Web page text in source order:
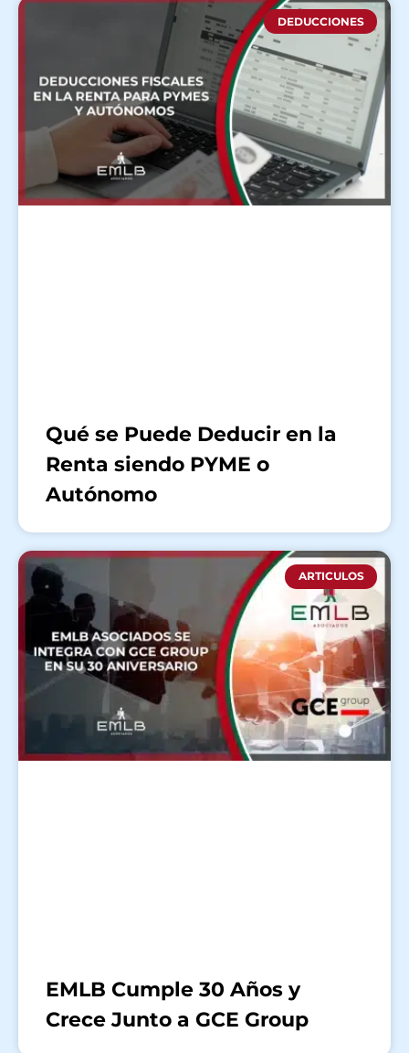
DEDUCCIONES
Qué se Puede Deducir en la
Renta siendo PYME o
Autónomo
ARTICULOS
EMLB Cumple 30 Años y
Crece Junto a GCE Group